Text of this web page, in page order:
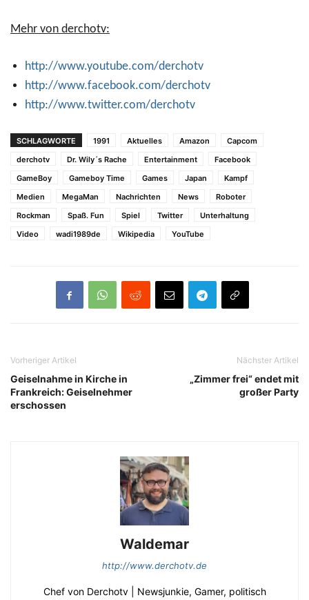
Mehr von derchotv:
http://www.youtube.com/derchotv
http://www.facebook.com/derchotv
http://www.twitter.com/derchotv
SCHLAGWORTE 1991 Aktuelles Amazon
Capcom
derchotv
Dr. Wily´s Rache Entertainment
Facebook
GameBoy
Gameboy Time Games Japan
Kampf
Medien
MegaMan Nachrichten News
Roboter
Rockman
Spaß. Fun Spiel Twitter
Unterhaltung
Video
wadi1989de Wikipedia YouTube
Vorheriger Artikel
Geiselnahme in Kirche in
Frankreich: Geiselnehmer
erschossen
Nächster Artikel
„Zimmer frei“ endet mit
großer Party
Waldemar
http://www.derchotv.de
Chef von Derchotv | Newsjunkie, Gamer, politisch